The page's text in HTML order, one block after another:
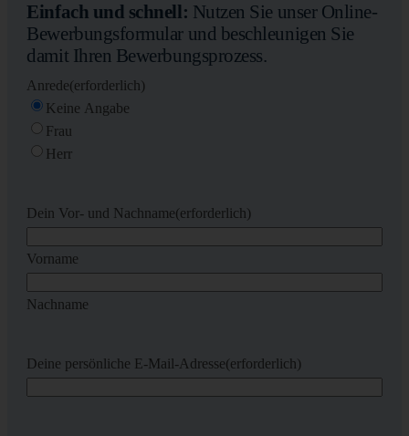
Einfach und schnell: Nutzen Sie unser Online-
Bewerbungsformular und beschleunigen Sie
damit Ihren Bewerbungsprozess.
Anrede(erforderlich)
Keine Angabe
Frau
Herr
Dein Vor- und Nachname(erforderlich)
Vorname
Nachname
Deine persönliche E-Mail-Adresse(erforderlich)